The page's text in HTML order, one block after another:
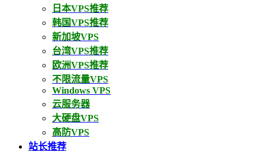
日本VPS推荐
韩国VPS推荐
新加坡VPS
台湾VPS推荐
欧洲VPS推荐
不限流量VPS
Windows VPS
云服务器
大硬盘VPS
高防VPS
站长推荐